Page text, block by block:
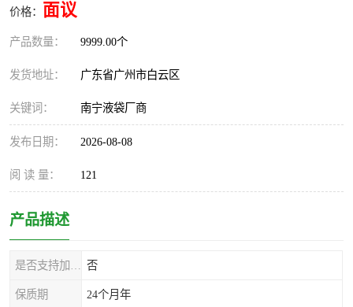
价格： 面议
产品数量： 9999.00个
发货地址： 广东省广州市白云区
关键词： 南宁液袋厂商
发布日期： 2026-08-08
阅 读 量： 121
产品描述
否
保质期 24个月年